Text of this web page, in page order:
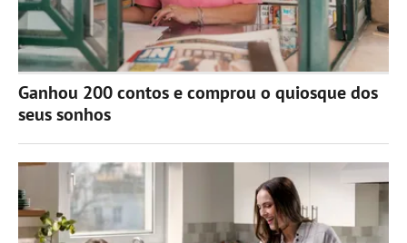
Ganhou 200 contos e comprou o quiosque dos
seus sonhos